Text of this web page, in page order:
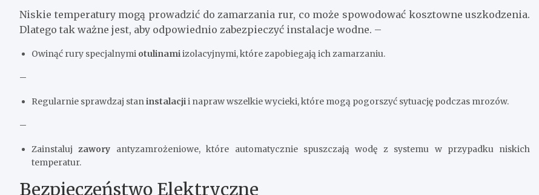
Niskie temperatury mogą prowadzić do zamarzania rur, co może spowodować kosztowne uszkodzenia.
Dlatego tak ważne jest, aby odpowiednio zabezpieczyć instalacje wodne. –
Owinąć rury specjalnymi otulinamiizolacyjnymi, które zapobiegają ich zamarzaniu.
–
Regularnie sprawdzaj staninstalacjii napraw wszelkie wycieki, które mogą pogorszyć sytuację podczas mrozów.
–
Zainstalujzawory antyzamrożeniowe, które automatycznie spuszczają wodę z systemu w przypadku niskich
temperatur.
Bezpieczeństwo Elektryczne